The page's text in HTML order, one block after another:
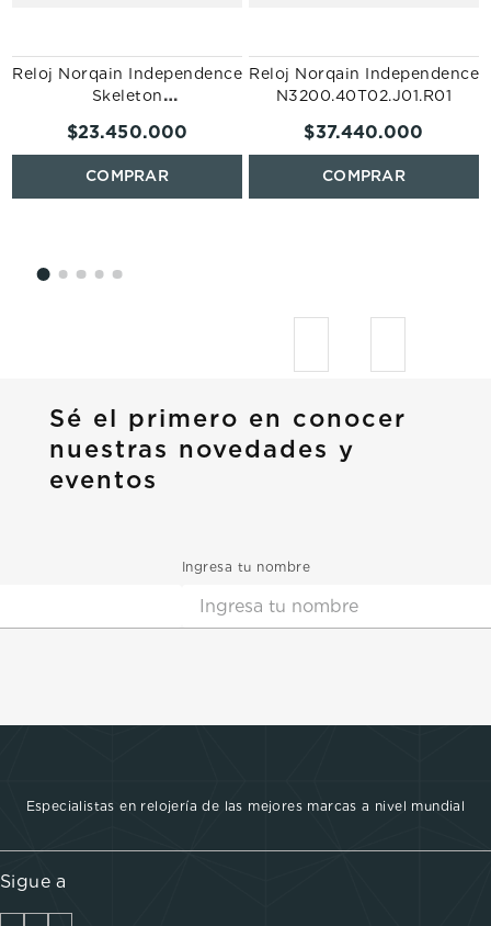
Reloj Norqain Independence
Skeleton
$23.450.000
Reloj Norqain Independence
N3200.40T02.J01.R01
$37.440.000
Sé el primero en conocer
nuestras novedades y
eventos
Ingresa tu nombre
Especialistas en relojería de las mejores marcas a nivel mundial
Sigue a